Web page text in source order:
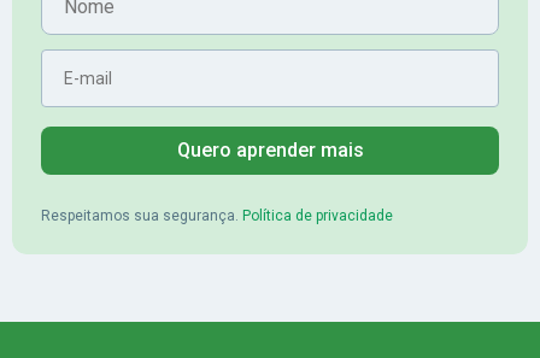
E-mail
Quero aprender mais
Respeitamos sua segurança. Política de privacidade